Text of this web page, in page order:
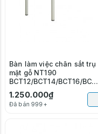
Bàn làm việc chân sắt trụ
mặt gỗ NT190
BCT12/BCT14/BCT16/BCT1
8
1.250.000₫
Đã bán 999+